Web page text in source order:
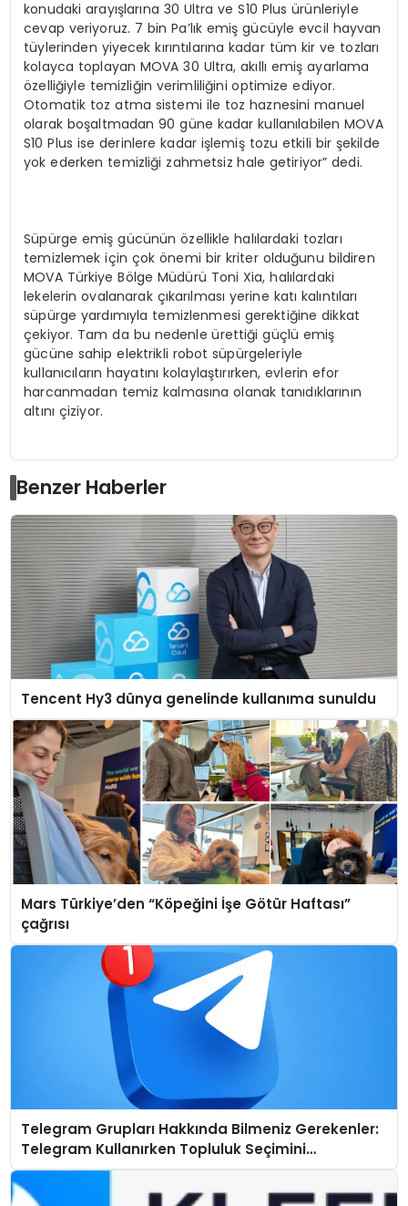
konudaki arayışlarına 30 Ultra ve S10 Plus ürünleriyle
cevap veriyoruz. 7 bin Pa’lık emiş gücüyle evcil hayvan
tüylerinden yiyecek kırıntılarına kadar tüm kir ve tozları
kolayca toplayan MOVA 30 Ultra, akıllı emiş ayarlama
özelliğiyle temizliğin verimliliğini optimize ediyor.
Otomatik toz atma sistemi ile toz haznesini manuel
olarak boşaltmadan 90 güne kadar kullanılabilen MOVA
S10 Plus ise derinlere kadar işlemiş tozu etkili bir şekilde
yok ederken temizliği zahmetsiz hale getiriyor” dedi.
Süpürge emiş gücünün özellikle halılardaki tozları
temizlemek için çok önemi bir kriter olduğunu bildiren
MOVA Türkiye Bölge Müdürü Toni Xia, halılardaki
lekelerin ovalanarak çıkarılması yerine katı kalıntıları
süpürge yardımıyla temizlenmesi gerektiğine dikkat
çekiyor. Tam da bu nedenle ürettiği güçlü emiş
gücüne sahip elektrikli robot süpürgeleriyle
kullanıcıların hayatını kolaylaştırırken, evlerin efor
harcanmadan temiz kalmasına olanak tanıdıklarının
altını çiziyor.
Benzer Haberler
Tencent Hy3 dünya genelinde kullanıma sunuldu
Mars Türkiye’den “Köpeğini İşe Götür Haftası”
çağrısı
Telegram Grupları Hakkında Bilmeniz Gerekenler:
Telegram Kullanırken Topluluk Seçimini
Kolaylaştırın